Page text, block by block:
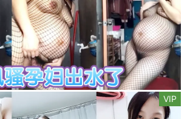
VIP